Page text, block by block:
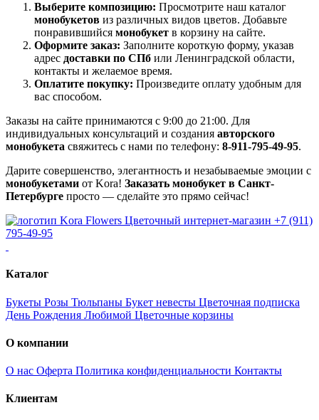
Выберите композицию: Просмотрите наш каталог
монобукетов из различных видов цветов. Добавьте
понравившийся монобукет в корзину на сайте.
Оформите заказ: Заполните короткую форму, указав
адрес доставки по СПб или Ленинградской области,
контакты и желаемое время.
Оплатите покупку: Произведите оплату удобным для
вас способом.
Заказы на сайте принимаются с 9:00 до 21:00. Для
индивидуальных консультаций и создания авторского
монобукета свяжитесь с нами по телефону: 8-911-795-49-95.
Дарите совершенство, элегантность и незабываемые эмоции с
монобукетами от Kora! Заказать монобукет в Санкт-
Петербурге просто — сделайте это прямо сейчас!
Цветочный интернет-магазин +7 (911)
795-49-95
Каталог
Букеты Розы Тюльпаны Букет невесты Цветочная подписка
День Рождения Любимой Цветочные корзины
О компании
О нас Оферта Политика конфиденциальности Контакты
Клиентам